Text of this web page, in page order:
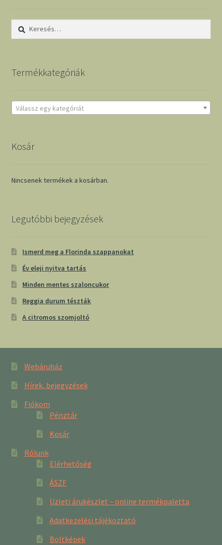
Keresés:
Termékkategóriák
Válassz egy kategóriát
Kosár
Nincsenek termékek a kosárban.
Legutóbbi bejegyzések
Ismerd meg a Florinda szappanokat
Év eleji nyitva tartás
Minden mentes szaloncukor
Reggia durum tészták
A citromos szomjoltó
Webáruház
Hírek, bejegyzések
Fiókom
Pénztár
Kosár
Rólunk
Elérhetőség
ÁSZF
Üzleti árukészlet – online termékpaletta
Adatkezelési tájékoztató
Boltképek